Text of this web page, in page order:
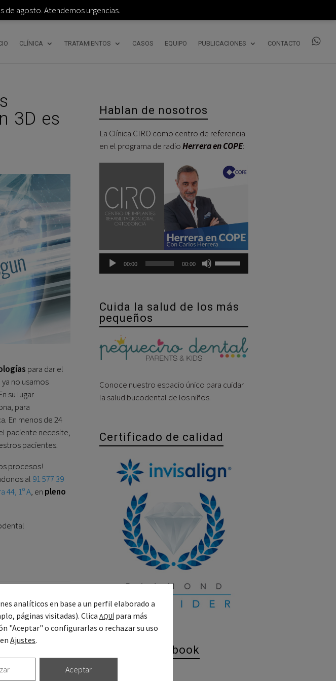
CLÍNICA TRATAMIENTOS CASOS EQUIPO PUBLICACIONES CONTACTO
3D es
para dar el
no usamos
su lugar
para
En menos de 24
paciente necesite,
pacientes.
procesos!
al 91 577 39
44, 1º A, en pleno
publicación→
Hablan de nosotros
La Clínica CIRO como centro de referencia
en el programa de radioHerrera en COPE:
00:00 00:00
las
flecha
aumentar
el
Cuida la salud de los más
pequeños
Conoce nuestro espacio único para cuidar
la salud bucodental de los niños.
Certificado de calidad
CIRO en Facebook
analíticos en base a un perfil elaborado a
páginas visitadas). Clica AQUÍpara más
"Aceptar" o configurarlas o rechazar su uso
Ajustes.
Aceptar
agosto. Atendemos urgencias.